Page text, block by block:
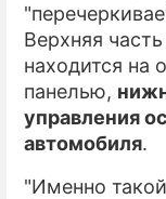
Верхняя
находится на
панелью,
управления
автомобиля.
"Именно